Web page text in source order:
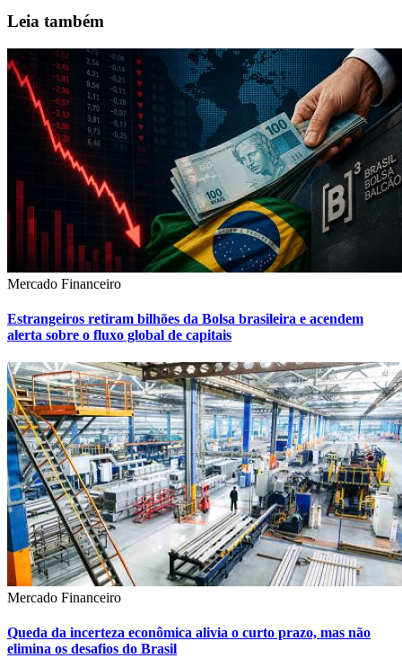
Leia também
Mercado Financeiro
Estrangeiros retiram bilhões da Bolsa brasileira e acendem
alerta sobre o fluxo global de capitais
Mercado Financeiro
Queda da incerteza econômica alivia o curto prazo, mas não
elimina os desafios do Brasil